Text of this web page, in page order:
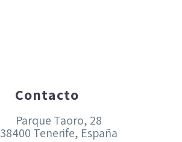
Contacto
Parque Taoro, 28
38400 Tenerife, España